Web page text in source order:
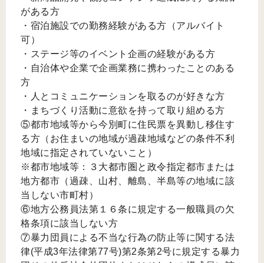
がある方
・宿泊施設での勤務経験がある方（アルバイト
可）
・ステージ等のイベント企画の経験がある方
・自治体や企業で企画業務に携わったことのある
方
・人とコミュニケーションを取るのが好きな方
・まちづくり活動に意欲を持って取り組める方
⑤都市地域等から今別町に住民票を異動し移住す
る方（お住まいの地域が過疎地域などの条件不利
地域に指定されていないこと）
※都市地域等：３大都市圏と政令指定都市または
地方都市（過疎、山村、離島、半島等の地域に該
当しない市町村）
⑥地方公務員法第１６条に規定する一般職員の欠
格条項に該当しない方
⑦暴力団員による不当な行為の防止等に関する法
律(平成3年法律第77号)第2条第2号に規定する暴力